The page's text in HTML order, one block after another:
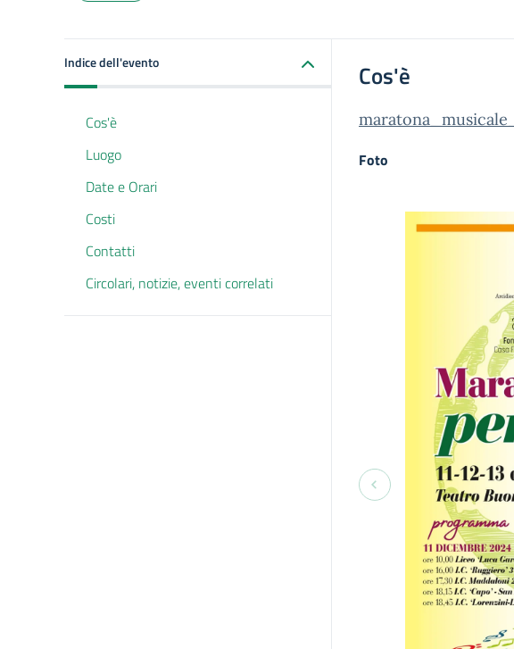
Indice dell'evento
Cos'è
Luogo
Date e Orari
Costi
Contatti
Circolari, notizie, eventi correlati
Cos'è
Foto